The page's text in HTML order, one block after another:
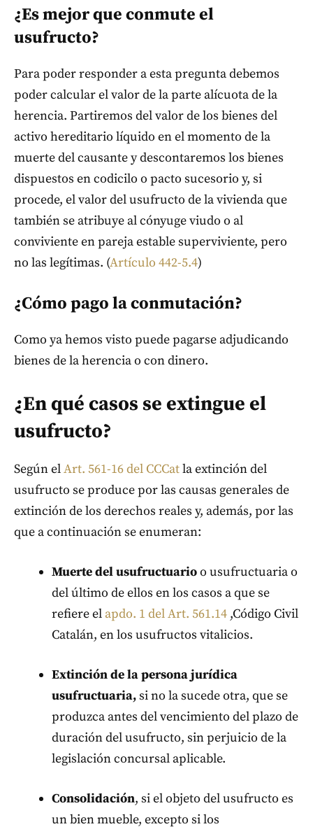
¿Es mejor que conmute el
usufructo?
Para poder responder a esta pregunta debemos
poder calcular el valor de la parte alícuota de la
herencia. Partiremos del valor de los bienes del
activo hereditario líquido en el momento de la
muerte del causante y descontaremos los bienes
dispuestos en codicilo o pacto sucesorio y, si
procede, el valor del usufructo de la vivienda que
también se atribuye al cónyuge viudo o al
conviviente en pareja estable superviviente, pero
no las legítimas. (Artículo 442-5.4)
¿Cómo pago la conmutación?
Como ya hemos visto puede pagarse adjudicando
bienes de la herencia o con dinero.
¿En qué casos se extingue el
usufructo?
Según elArt. 561-16 del CCCatla extinción del
usufructo se produce por las causas generales de
extinción de los derechos reales y, además, por las
que a continuación se enumeran:
Muerte del usufructuarioo usufructuaria o
del último de ellos en los casos a que se
refiere el apdo. 1 del Art. 561.14 ,Código Civil
Catalán, en los usufructos vitalicios.
Extinción de la persona jurídica
usufructuaria,si no la sucede otra, que se
produzca antes del vencimiento del plazo de
duración del usufructo, sin perjuicio de la
legislación concursal aplicable.
Consolidación, si el objeto del usufructo es
un bien mueble, excepto si los